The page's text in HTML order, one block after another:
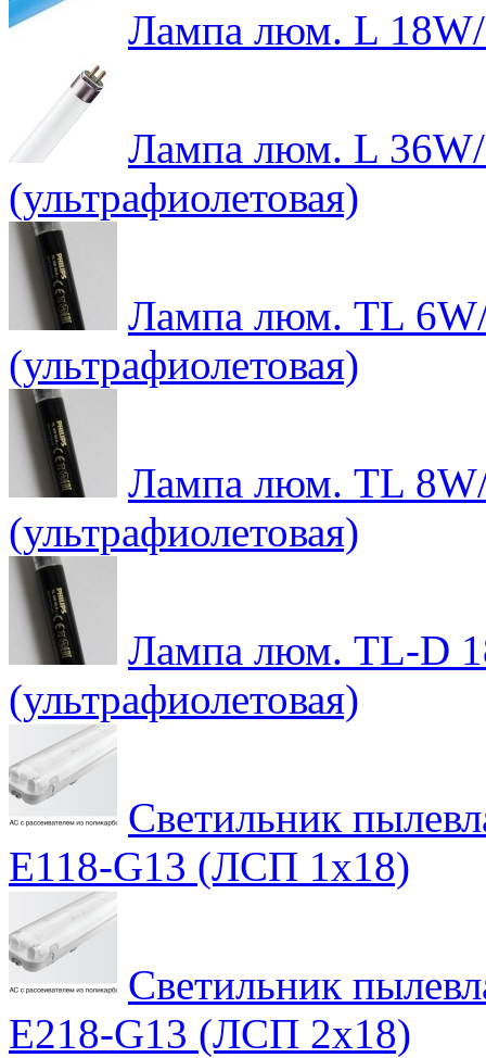
Лампа люм. L
Лампа люм. L
(ультрафиолетовая)
Лампа люм. TL
(ультрафиолетовая)
Лампа люм. TL
(ультрафиолетовая)
Лампа люм. TL-D
(ультрафиолетовая)
Светильник
E118-G13 (ЛСП 1х18)
Светильник
E218-G13 (ЛСП 2х18)